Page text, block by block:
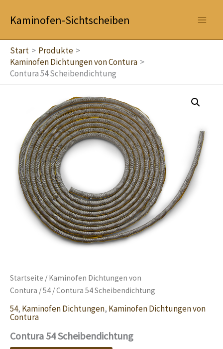
InhaltKaminofen-Sichtscheiben
Start
Produkte
Kaminofen Dichtungen von Contura
Contura 54 Scheibendichtung
Startseite / Kaminofen Dichtungen von
Contura /54 / Contura 54 Scheibendichtung
54, Kaminofen Dichtungen, Kaminofen Dichtungen von
Contura
Contura 54 Scheibendichtung